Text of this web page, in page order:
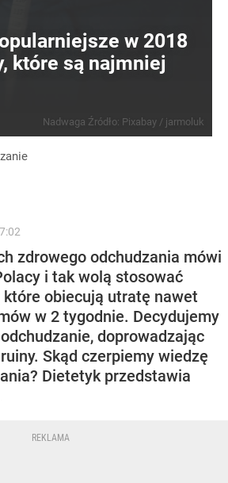
w 2018
które są najmniej
Nadwaga Źródło: Pixabay / jarmoluk
zdrowego odchudzania mówi
i tak wolą stosować
obiecują utratę nawet
w 2 tygodnie. Decydujemy
doprowadzając
Skąd czerpiemy wiedzę
Dietetyk przedstawia